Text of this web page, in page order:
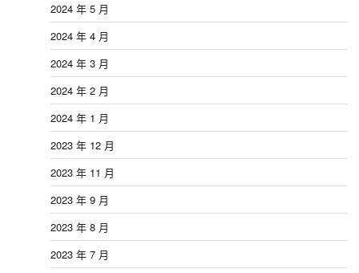
2024 年 5 月
2024 年 4 月
2024 年 3 月
2024 年 2 月
2024 年 1 月
2023 年 12 月
2023 年 11 月
2023 年 9 月
2023 年 8 月
2023 年 7 月